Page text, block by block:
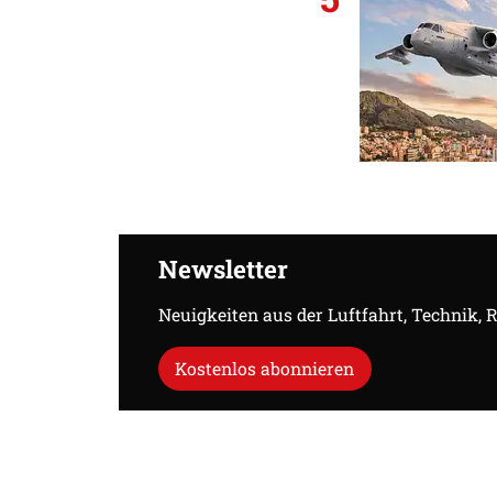
Newsletter
Neuigkeiten aus der Luftfahrt, Technik,
Kostenlos abonnieren